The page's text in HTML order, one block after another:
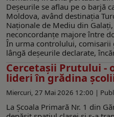
Deșeurile se aflau pe o barjă
Moldova, având destinaţia
Naționale de Mediu din
neconcordanțe majore între
În urma controlului, comisarii
lângă deșeurile declarate,
Cercetașii Prutului -
lideri în grădina
Miercuri, 27 Mai 2026 12:00 |
La Școala Primară Nr. 1 din